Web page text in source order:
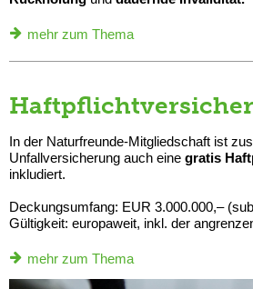
mehr zum Thema
In der Naturfreunde-Mitgliedschaft ist
Unfallversicherung auch eine gratis
inkludiert.
Deckungsumfang: EUR 3.000.000,–
Gültigkeit: europaweit, inkl. der
mehr zum Thema